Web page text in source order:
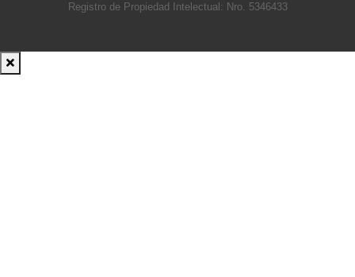
Registro de Propiedad Intelectual: Nro. 5346433